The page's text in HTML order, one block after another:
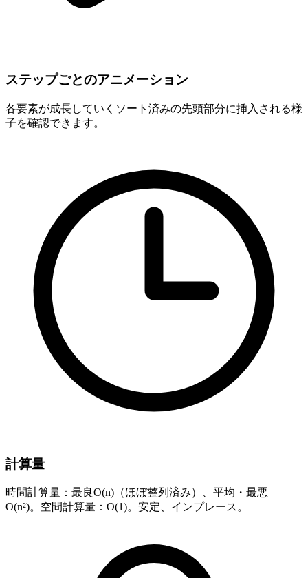
ステップごとのアニメーション
各要素が成長していくソート済みの先頭部分に挿入される様
子を確認できます。
計算量
時間計算量：最良O(n)（ほぼ整列済み）、平均・最悪
O(n²)。空間計算量：O(1)。安定、インプレース。